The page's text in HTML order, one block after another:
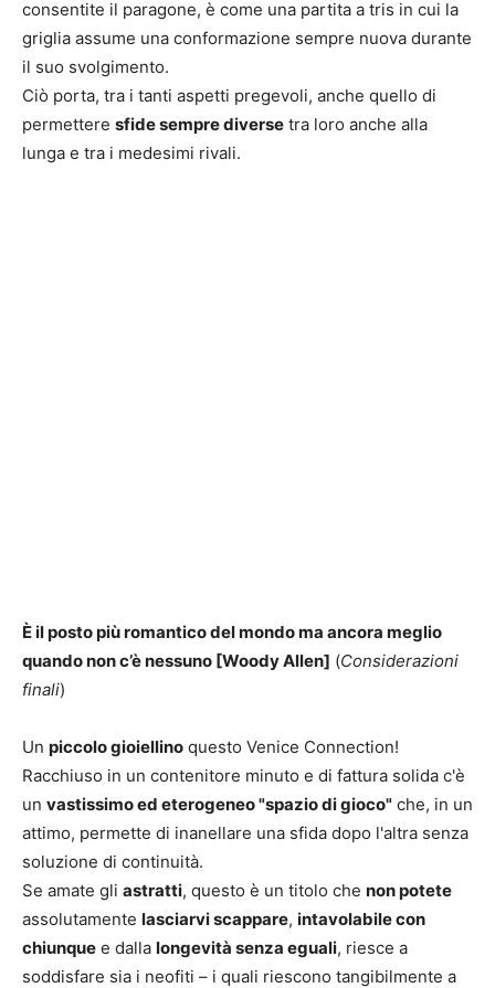
consentite il paragone, è come una partita a tris in cui la
griglia assume una conformazione sempre nuova durante
il suo svolgimento.
Ciò porta, tra i tanti aspetti pregevoli, anche quello di
permettere sfide sempre diverse tra loro anche alla
lunga e tra i medesimi rivali.
È il posto più romantico del mondo ma ancora meglio
quando non c’è nessuno [Woody Allen] (Considerazioni
finali)
Un piccolo gioiellino questo Venice Connection!
Racchiuso in un contenitore minuto e di fattura solida c'è
un vastissimo ed eterogeneo "spazio di gioco" che, in un
attimo, permette di inanellare una sfida dopo l'altra senza
soluzione di continuità.
Se amate gli astratti, questo è un titolo che non potete
assolutamente lasciarvi scappare, intavolabile con
chiunque e dalla longevità senza eguali, riesce a
soddisfare sia i neofiti – i quali riescono tangibilmente a